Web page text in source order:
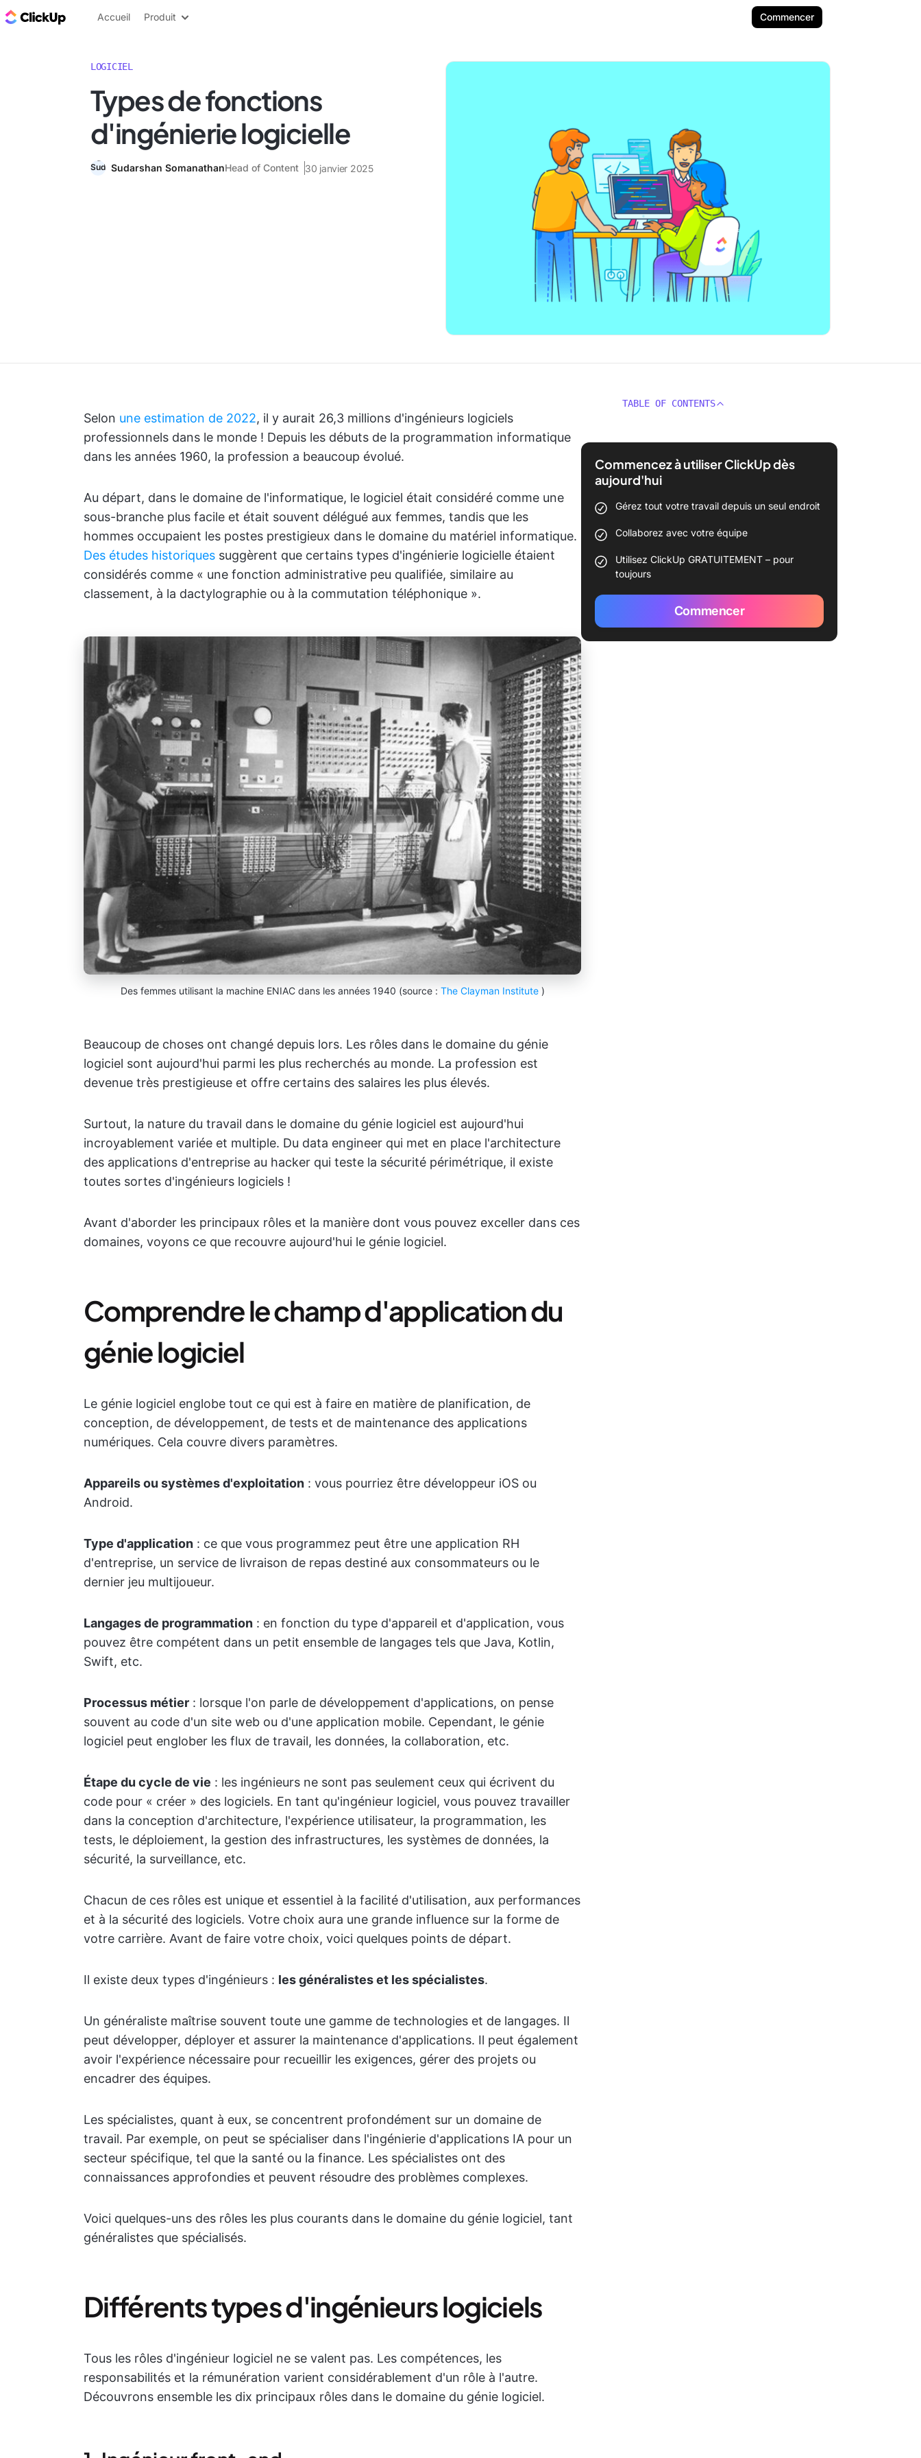
ClickUp Blog
Accueil Produit Commencer
LOGICIEL
Types de fonctions
d'ingénierie logicielle
Sudarshan SomanathanHead of Content 30 janvier 2025
Selon une estimation de 2022, il y aurait 26,3 millions d'ingénieurs logiciels
professionnels dans le monde ! Depuis les débuts de la programmation informatique
dans les années 1960, la profession a beaucoup évolué.
Au départ, dans le domaine de l'informatique, le logiciel était considéré comme une
sous-branche plus facile et était souvent délégué aux femmes, tandis que les
hommes occupaient les postes prestigieux dans le domaine du matériel informatique.
Des études historiques suggèrent que certains types d'ingénierie logicielle étaient
considérés comme « une fonction administrative peu qualifiée, similaire au
classement, à la dactylographie ou à la commutation téléphonique ».
Des femmes utilisant la machine ENIAC dans les années 1940 (source : The Clayman Institute)
Beaucoup de choses ont changé depuis lors. Les rôles dans le domaine du génie
logiciel sont aujourd'hui parmi les plus recherchés au monde. La profession est
devenue très prestigieuse et offre certains des salaires les plus élevés.
Surtout, la nature du travail dans le domaine du génie logiciel est aujourd'hui
incroyablement variée et multiple. Du data engineer qui met en place l'architecture
des applications d'entreprise au hacker qui teste la sécurité périmétrique, il existe
toutes sortes d'ingénieurs logiciels !
Avant d'aborder les principaux rôles et la manière dont vous pouvez exceller dans ces
domaines, voyons ce que recouvre aujourd'hui le génie logiciel.
Comprendre le champ d'application du
génie logiciel
Le génie logiciel englobe tout ce qui est à faire en matière de planification, de
conception, de développement, de tests et de maintenance des applications
numériques. Cela couvre divers paramètres.
Appareils ou systèmes d'exploitation : vous pourriez être développeur iOS ou
Android.
Type d'application : ce que vous programmez peut être une application RH
d'entreprise, un service de livraison de repas destiné aux consommateurs ou le
dernier jeu multijoueur.
Langages de programmation : en fonction du type d'appareil et d'application, vous
pouvez être compétent dans un petit ensemble de langages tels que Java, Kotlin,
Swift, etc.
Processus métier : lorsque l'on parle de développement d'applications, on pense
souvent au code d'un site web ou d'une application mobile. Cependant, le génie
logiciel peut englober les flux de travail, les données, la collaboration, etc.
Étape du cycle de vie : les ingénieurs ne sont pas seulement ceux qui écrivent du
code pour « créer » des logiciels. En tant qu'ingénieur logiciel, vous pouvez travailler
dans la conception d'architecture, l'expérience utilisateur, la programmation, les
tests, le déploiement, la gestion des infrastructures, les systèmes de données, la
sécurité, la surveillance, etc.
Chacun de ces rôles est unique et essentiel à la facilité d'utilisation, aux performances
et à la sécurité des logiciels. Votre choix aura une grande influence sur la forme de
votre carrière. Avant de faire votre choix, voici quelques points de départ.
Il existe deux types d'ingénieurs : les généralistes et les spécialistes.
Un généraliste maîtrise souvent toute une gamme de technologies et de langages. Il
peut développer, déployer et assurer la maintenance d'applications. Il peut également
avoir l'expérience nécessaire pour recueillir les exigences, gérer des projets ou
encadrer des équipes.
Les spécialistes, quant à eux, se concentrent profondément sur un domaine de
travail. Par exemple, on peut se spécialiser dans l'ingénierie d'applications IA pour un
secteur spécifique, tel que la santé ou la finance. Les spécialistes ont des
connaissances approfondies et peuvent résoudre des problèmes complexes.
Voici quelques-uns des rôles les plus courants dans le domaine du génie logiciel, tant
généralistes que spécialisés.
Différents types d'ingénieurs logiciels
Tous les rôles d'ingénieur logiciel ne se valent pas. Les compétences, les
responsabilités et la rémunération varient considérablement d'un rôle à l'autre.
Découvrons ensemble les dix principaux rôles dans le domaine du génie logiciel.
TABLE OF CONTENTS
Commencez à utiliser ClickUp dès
aujourd'hui
Gérez tout votre travail depuis un seul endroit
Collaborez avec votre équipe
Utilisez ClickUp GRATUITEMENT – pour
toujours
Commencer